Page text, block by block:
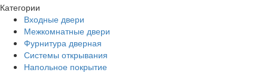
Категории
Входные двери
Межкомнатные двери
Фурнитура дверная
Системы открывания
Напольное покрытие